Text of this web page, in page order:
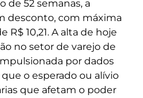
de 52 semanas, a
desconto, com máxima
R$ 10,21. A alta de hoje
no setor de varejo de
por dados
o esperado ou alívio
que afetam o poder